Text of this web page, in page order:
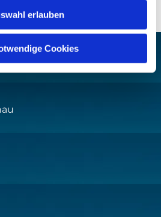
erlauben
Cookies